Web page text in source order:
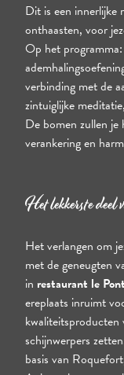
Dit is een innerlijke
onthaasten, voor
Op het
verbinding met de
zintuiglijke
De bomen zullen je
verankering en
Het lekkerste deel
Het verlangen om
met de geneugten
in restaurant le
ereplaats inruimt
schijnwerpers
basis van